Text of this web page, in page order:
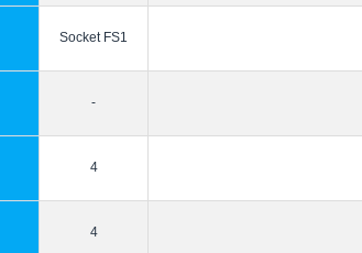
Socket FS1
-
4
4